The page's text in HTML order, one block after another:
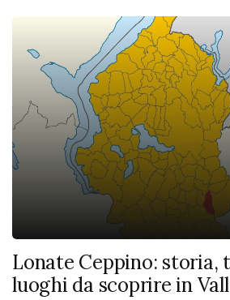
Lonate Ceppino: storia,
luoghi da scoprire in